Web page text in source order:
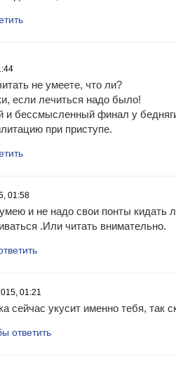
не умеете, что ли?
если лечиться надо было!
и бессмысленный финал у
при приступе.
01:58
и не надо свои понты
.Или читать внимательно.
01:21
сейчас укусит именно тебя, так
ответить